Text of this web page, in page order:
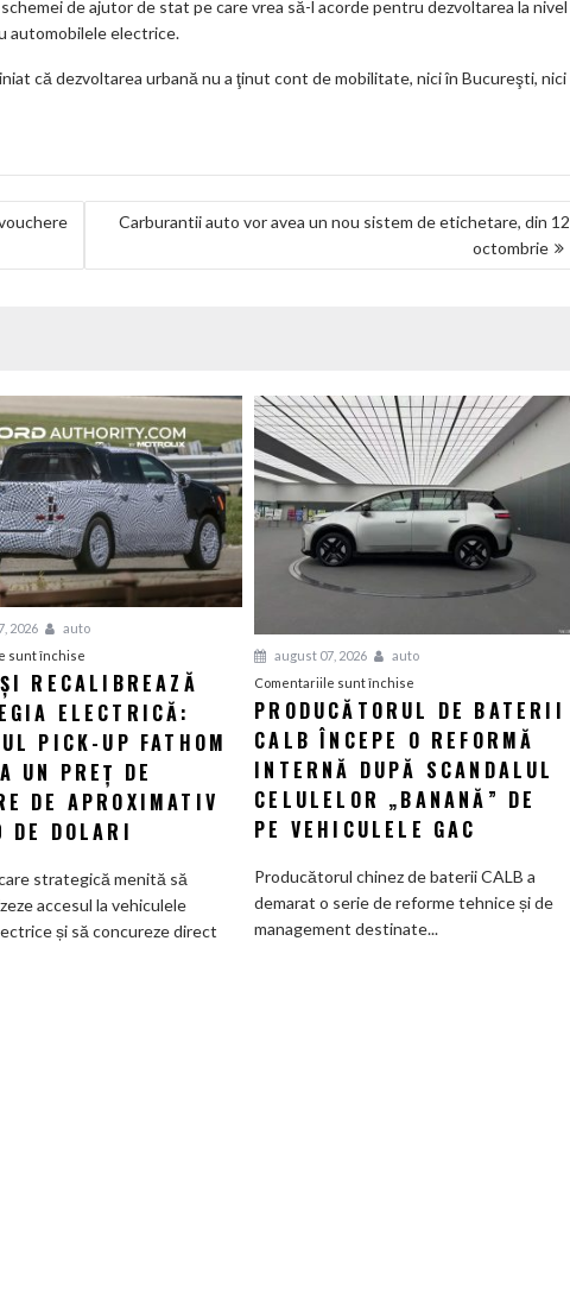
de ajutor de stat pe care vrea să-l acorde pentru dezvoltarea la nivel
automobilele electrice.
că dezvoltarea urbană nu a ţinut cont de mobilitate, nici în Bucureşti, nici
Carburantii auto vor avea un nou sistem de etichetare, din 12
octombrie
2026
auto
sunt închisepentru
Ford
își
recalibrează
electrică:
Viitorul
pick-
Fathom
va
avea
RECALIBREAZĂ
ELECTRICĂ:
PICK-UP FATHOM
UN PREȚ DE
DE APROXIMATIV
DOLARI
strategică menită să
accesul la vehiculele
și să concureze direct
august 07, 2026
auto
Comentariile sunt închise
Producătorul
de
baterii
începe
o
PRODUCĂTORUL DE BATERII
CALB ÎNCEPE O REFORMĂ
INTERNĂ DUPĂ SCANDALUL
CELULELOR „BANANĂ” DE
PE VEHICULELE GAC
Producătorul chinez de baterii CALB a
demarat o serie de reforme tehnice și de
management destinate...